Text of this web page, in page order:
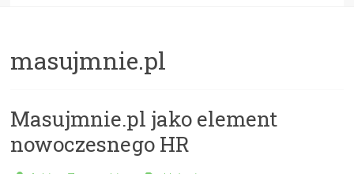
masujmnie.pl
Masujmnie.pl jako element
nowoczesnego HR